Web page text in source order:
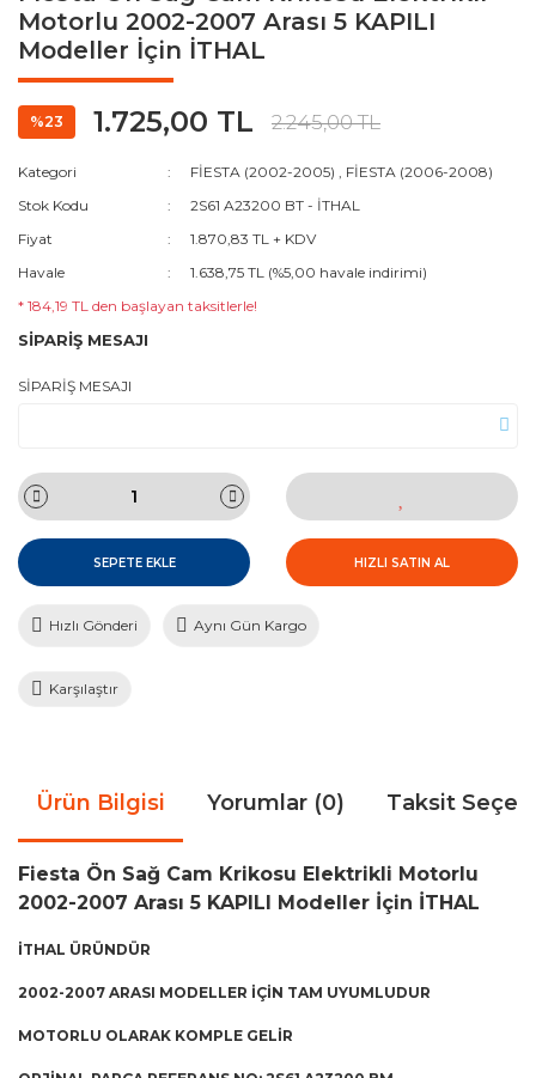
Motorlu 2002-2007 Arası 5 KAPILI
Modeller İçin İTHAL
%23 1.725,00 TL 2.245,00 TL
Kategori FİESTA (2002-2005) , FİESTA (2006-2008)
Stok Kodu
2S61 A23200 BT - İTHAL
Fiyat
1.870,83 TL + KDV
Havale
1.638,75 TL (%5,00 havale indirimi)
* 184,19 TL den başlayan taksitlerle!
SİPARİŞ MESAJI
SİPARİŞ MESAJI
SEPETE EKLE HIZLI SATIN AL
Hızlı Gönderi Aynı Gün Kargo
Karşılaştır
Ürün Bilgisi Yorumlar (0) Taksit
Fiesta Ön Sağ Cam Krikosu Elektrikli Motorlu
2002-2007 Arası 5 KAPILI Modeller İçin İTHAL
İTHAL ÜRÜNDÜR
2002-2007 ARASI MODELLER İÇİN TAM UYUMLUDUR
MOTORLU OLARAK KOMPLE GELİR